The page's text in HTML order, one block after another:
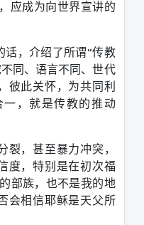
应成为向世界宣讲的
话，介绍了所谓“传教
同、语言不同、世代
彼此关怀，为共同利
，就是传教的推动
裂，甚至暴力冲突，
度，特别是在初次福
部族，也不是我的地
会相信耶稣是天父所